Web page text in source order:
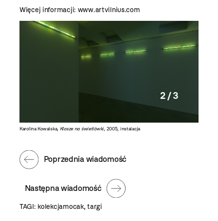
Więcej informacji: www.artvilnius.com
Karolina Kowalska, Klosze na świetlówki, 2005, instalacja
2 / 3
Następna wiadomość
Poprzednia wiadomość
TAGI: kolekcjamocak,targi